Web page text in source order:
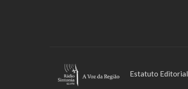
Estatuto Editorial